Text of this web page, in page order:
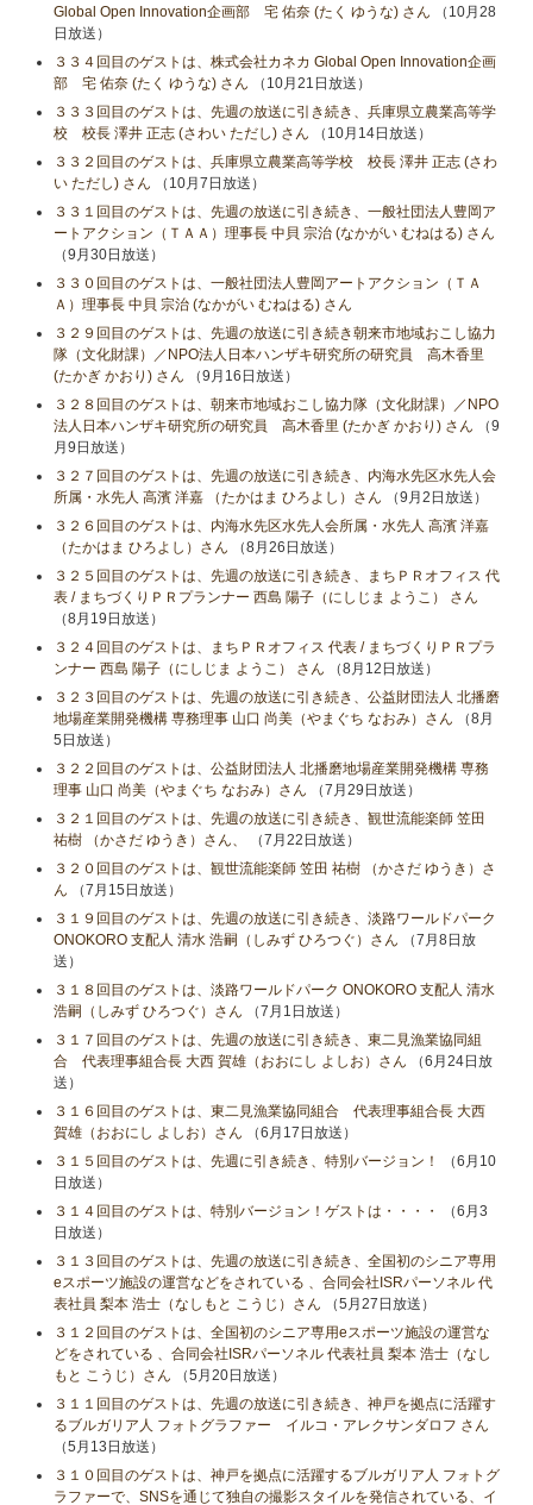
Global Open Innovation企画部 宅 佑奈 (たく ゆうな) さん （10月28
日放送）
３３４回目のゲストは、株式会社カネカ Global Open Innovation企画
部 宅 佑奈 (たく ゆうな) さん （10月21日放送）
３３３回目のゲストは、先週の放送に引き続き、兵庫県立農業高等学
校 校長 澤井 正志 (さわい ただし) さん （10月14日放送）
３３２回目のゲストは、兵庫県立農業高等学校 校長 澤井 正志 (さわ
い ただし) さん （10月7日放送）
３３１回目のゲストは、先週の放送に引き続き、一般社団法人豊岡ア
ートアクション（ＴＡＡ）理事長 中貝 宗治 (なかがい むねはる) さん
（9月30日放送）
３３０回目のゲストは、一般社団法人豊岡アートアクション（ＴＡ
Ａ）理事長 中貝 宗治 (なかがい むねはる) さん
３２９回目のゲストは、先週の放送に引き続き朝来市地域おこし協力
隊（文化財課）／NPO法人日本ハンザキ研究所の研究員 高木香里
(たかぎ かおり) さん （9月16日放送）
３２８回目のゲストは、朝来市地域おこし協力隊（文化財課）／NPO
法人日本ハンザキ研究所の研究員 高木香里 (たかぎ かおり) さん （9
月9日放送）
３２７回目のゲストは、先週の放送に引き続き、内海水先区水先人会
所属・水先人 高濱 洋嘉 （たかはま ひろよし）さん （9月2日放送）
３２６回目のゲストは、内海水先区水先人会所属・水先人 高濱 洋嘉
（たかはま ひろよし）さん （8月26日放送）
３２５回目のゲストは、先週の放送に引き続き、まちＰＲオフィス 代
表 / まちづくりＰＲプランナー 西島 陽子（にしじま ようこ） さん
（8月19日放送）
３２４回目のゲストは、まちＰＲオフィス 代表 / まちづくりＰＲプラ
ンナー 西島 陽子（にしじま ようこ） さん （8月12日放送）
３２３回目のゲストは、先週の放送に引き続き、公益財団法人 北播磨
地場産業開発機構 専務理事 山口 尚美（やまぐち なおみ）さん （8月
5日放送）
３２２回目のゲストは、公益財団法人 北播磨地場産業開発機構 専務
理事 山口 尚美（やまぐち なおみ）さん （7月29日放送）
３２１回目のゲストは、先週の放送に引き続き、観世流能楽師 笠田
祐樹 （かさだ ゆうき）さん、
（7月22日放送）
３２０回目のゲストは、観世流能楽師 笠田 祐樹 （かさだ ゆうき）さ
ん （7月15日放送）
３１９回目のゲストは、先週の放送に引き続き、淡路ワールドパーク
ONOKORO 支配人 清水 浩嗣（しみず ひろつぐ）さん （7月8日放
送）
３１８回目のゲストは、淡路ワールドパーク ONOKORO 支配人 清水
浩嗣（しみず ひろつぐ）さん （7月1日放送）
３１７回目のゲストは、先週の放送に引き続き、東二見漁業協同組
合 代表理事組合長 大西 賀雄（おおにし よしお）さん （6月24日放
送）
３１６回目のゲストは、東二見漁業協同組合 代表理事組合長 大西
賀雄（おおにし よしお）さん （6月17日放送）
３１５回目のゲストは、先週に引き続き、特別バージョン！
（6月10
日放送）
３１４回目のゲストは、特別バージョン！ゲストは・・・・
（6月3
日放送）
３１３回目のゲストは、先週の放送に引き続き、全国初のシニア専用
eスポーツ施設の運営などをされている 、合同会社ISRパーソネル 代
表社員 梨本 浩士（なしもと こうじ）さん （5月27日放送）
３１２回目のゲストは、全国初のシニア専用eスポーツ施設の運営な
どをされている 、合同会社ISRパーソネル 代表社員 梨本 浩士（なし
もと こうじ）さん （5月20日放送）
３１１回目のゲストは、先週の放送に引き続き、神戸を拠点に活躍す
るブルガリア人 フォトグラファー イルコ・アレクサンダロフ さん
（5月13日放送）
３１０回目のゲストは、神戸を拠点に活躍するブルガリア人 フォトグ
ラファーで、SNSを通じて独自の撮影スタイルを発信されている、イ